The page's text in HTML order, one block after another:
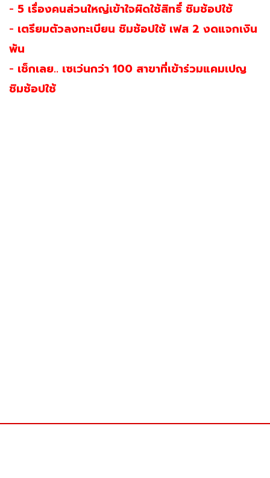
- 5 เรื่องคนส่วนใหญ่เข้าใจผิดใช้สิทธิ์ ชิมช้อปใช้
- เตรียมตัวลงทะเบียน ชิมช้อปใช้ เฟส 2 งดแจกเงิน
พัน
- เช็กเลย.. เซเว่นกว่า 100 สาขาที่เข้าร่วมแคมเปญ
ชิมช้อปใช้